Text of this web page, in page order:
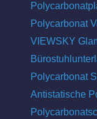
Polycarbonat
VIEWSKY
Polycarbonat
Antistatische